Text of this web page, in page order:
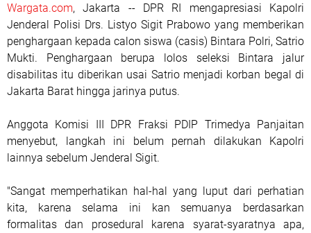
Wargata.com, Jakarta -- DPR RI mengapresiasi Kapolri
Jenderal Polisi Drs. Listyo Sigit Prabowo yang memberikan
penghargaan kepada calon siswa (casis) Bintara Polri, Satrio
Mukti. Penghargaan berupa lolos seleksi Bintara jalur
disabilitas itu diberikan usai Satrio menjadi korban begal di
Jakarta Barat hingga jarinya putus.
Anggota Komisi III DPR Fraksi PDIP Trimedya Panjaitan
menyebut, langkah ini belum pernah dilakukan Kapolri
lainnya sebelum Jenderal Sigit.
"Sangat memperhatikan hal-hal yang luput dari perhatian
kita, karena selama ini kan semuanya berdasarkan
formalitas dan prosedural karena syarat-syaratnya apa,